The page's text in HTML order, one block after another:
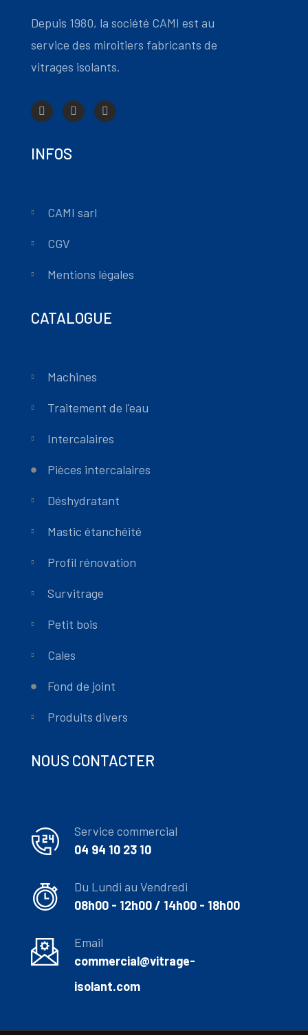
Depuis 1980, la société CAMI est au
service des miroitiers fabricants de
vitrages isolants.
INFOS
CAMI sarl
CGV
Mentions légales
CATALOGUE
Machines
Traitement de l'eau
Intercalaires
Pièces intercalaires
Déshydratant
Mastic étanchéité
Profil rénovation
Survitrage
Petit bois
Cales
Fond de joint
Produits divers
NOUS CONTACTER
Service commercial
04 94 10 23 10
Du Lundi au Vendredi
08h00 - 12h00 / 14h00 - 18h00
Email
commercial@vitrage-
isolant.com